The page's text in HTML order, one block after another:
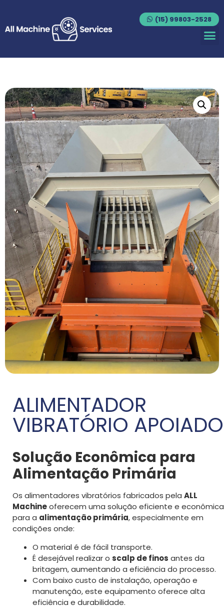
(15) 99803-2528
ALIMENTADOR
VIBRATÓRIO APOIADO
Solução Econômica para
Alimentação Primária
Os alimentadores vibratórios fabricados pela ALL
Machineoferecem uma solução eficiente e econômica
para a alimentação primária, especialmente em
condições onde:
O material é de fácil transporte.
É desejável realizar o scalp de finos antes da
britagem, aumentando a eficiência do processo.
Com baixo custo de instalação, operação e
manutenção, este equipamento oferece alta
eficiência e durabilidade.